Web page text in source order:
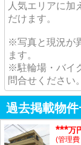
人気エリアに加
だけます。
※写真と現況が
ます。
※駐輪場・バイ
問合せください。
過去掲載物
***万
(管理